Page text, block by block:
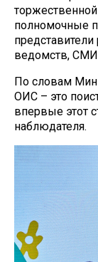
полномочные
ведомств, СМИ
По словам
ОИС – это
впервые этот
наблюдателя.